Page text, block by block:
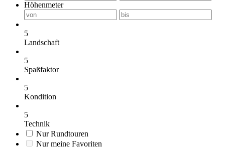
Höhenmeter
5
Landschaft
5
Spaßfaktor
5
Kondition
5
Technik
Nur Rundtouren
Nur meine Favoriten